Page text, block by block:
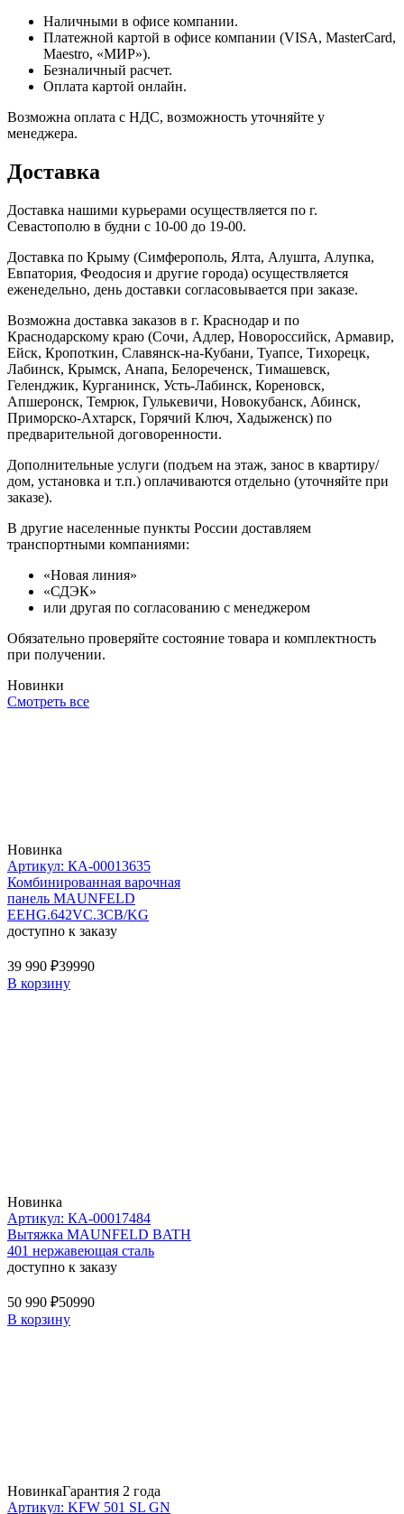
Наличными в офисе компании.
Платежной картой в офисе компании (VISA, MasterCard,
Maestro, «МИР»).
Безналичный расчет.
Оплата картой онлайн.
Возможна оплата с НДС, возможность уточняйте у
менеджера.
Доставка
Доставка нашими курьерами осуществляется по г.
Севастополю в будни с 10-00 до 19-00.
Доставка по Крыму (Симферополь, Ялта, Алушта, Алупка,
Евпатория, Феодосия и другие города) осуществляется
еженедельно, день доставки согласовывается при заказе.
Возможна доставка заказов в г. Краснодар и по
Краснодарскому краю (Сочи, Адлер, Новороссийск, Армавир,
Ейск, Кропоткин, Славянск-на-Кубани, Туапсе, Тихорецк,
Лабинск, Крымск, Анапа, Белореченск, Тимашевск,
Геленджик, Курганинск, Усть-Лабинск, Кореновск,
Апшеронск, Темрюк, Гулькевичи, Новокубанск, Абинск,
Приморско-Ахтарск, Горячий Ключ, Хадыженск) по
предварительной договоренности.
Дополнительные услуги (подъем на этаж, занос в квартиру/
дом, установка и т.п.) оплачиваются отдельно (уточняйте при
заказе).
В другие населенные пункты России доставляем
транспортными компаниями:
«Новая линия»
«СДЭК»
или другая по согласованию с менеджером
Обязательно проверяйте состояние товара и комплектность
при получении.
Новинки
Смотреть все
Новинка
Артикул: КА-00013635
Комбинированная варочная
панель MAUNFELD
EEHG.642VC.3CB/KG
доступно к заказу
39 990 ₽39990
В корзину
Новинка
Артикул: КА-00017484
Вытяжка MAUNFELD BATH
401 нержавеющая сталь
доступно к заказу
50 990 ₽50990
В корзину
НовинкаГарантия 2 года
Артикул: KFW 501 SL GN